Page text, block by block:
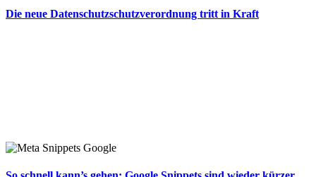
Die neue Datenschutzschutzverordnung tritt in Kraft